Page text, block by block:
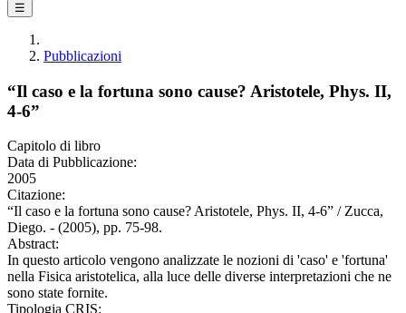
☰
Pubblicazioni
“Il caso e la fortuna sono cause? Aristotele, Phys. II,
4-6”
Capitolo di libro
Data di Pubblicazione:
2005
Citazione:
“Il caso e la fortuna sono cause? Aristotele, Phys. II, 4-6” / Zucca,
Diego. - (2005), pp. 75-98.
Abstract:
In questo articolo vengono analizzate le nozioni di 'caso' e 'fortuna'
nella Fisica aristotelica, alla luce delle diverse interpretazioni che ne
sono state fornite.
Tipologia CRIS: